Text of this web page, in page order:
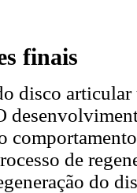
finais
disco
de
do